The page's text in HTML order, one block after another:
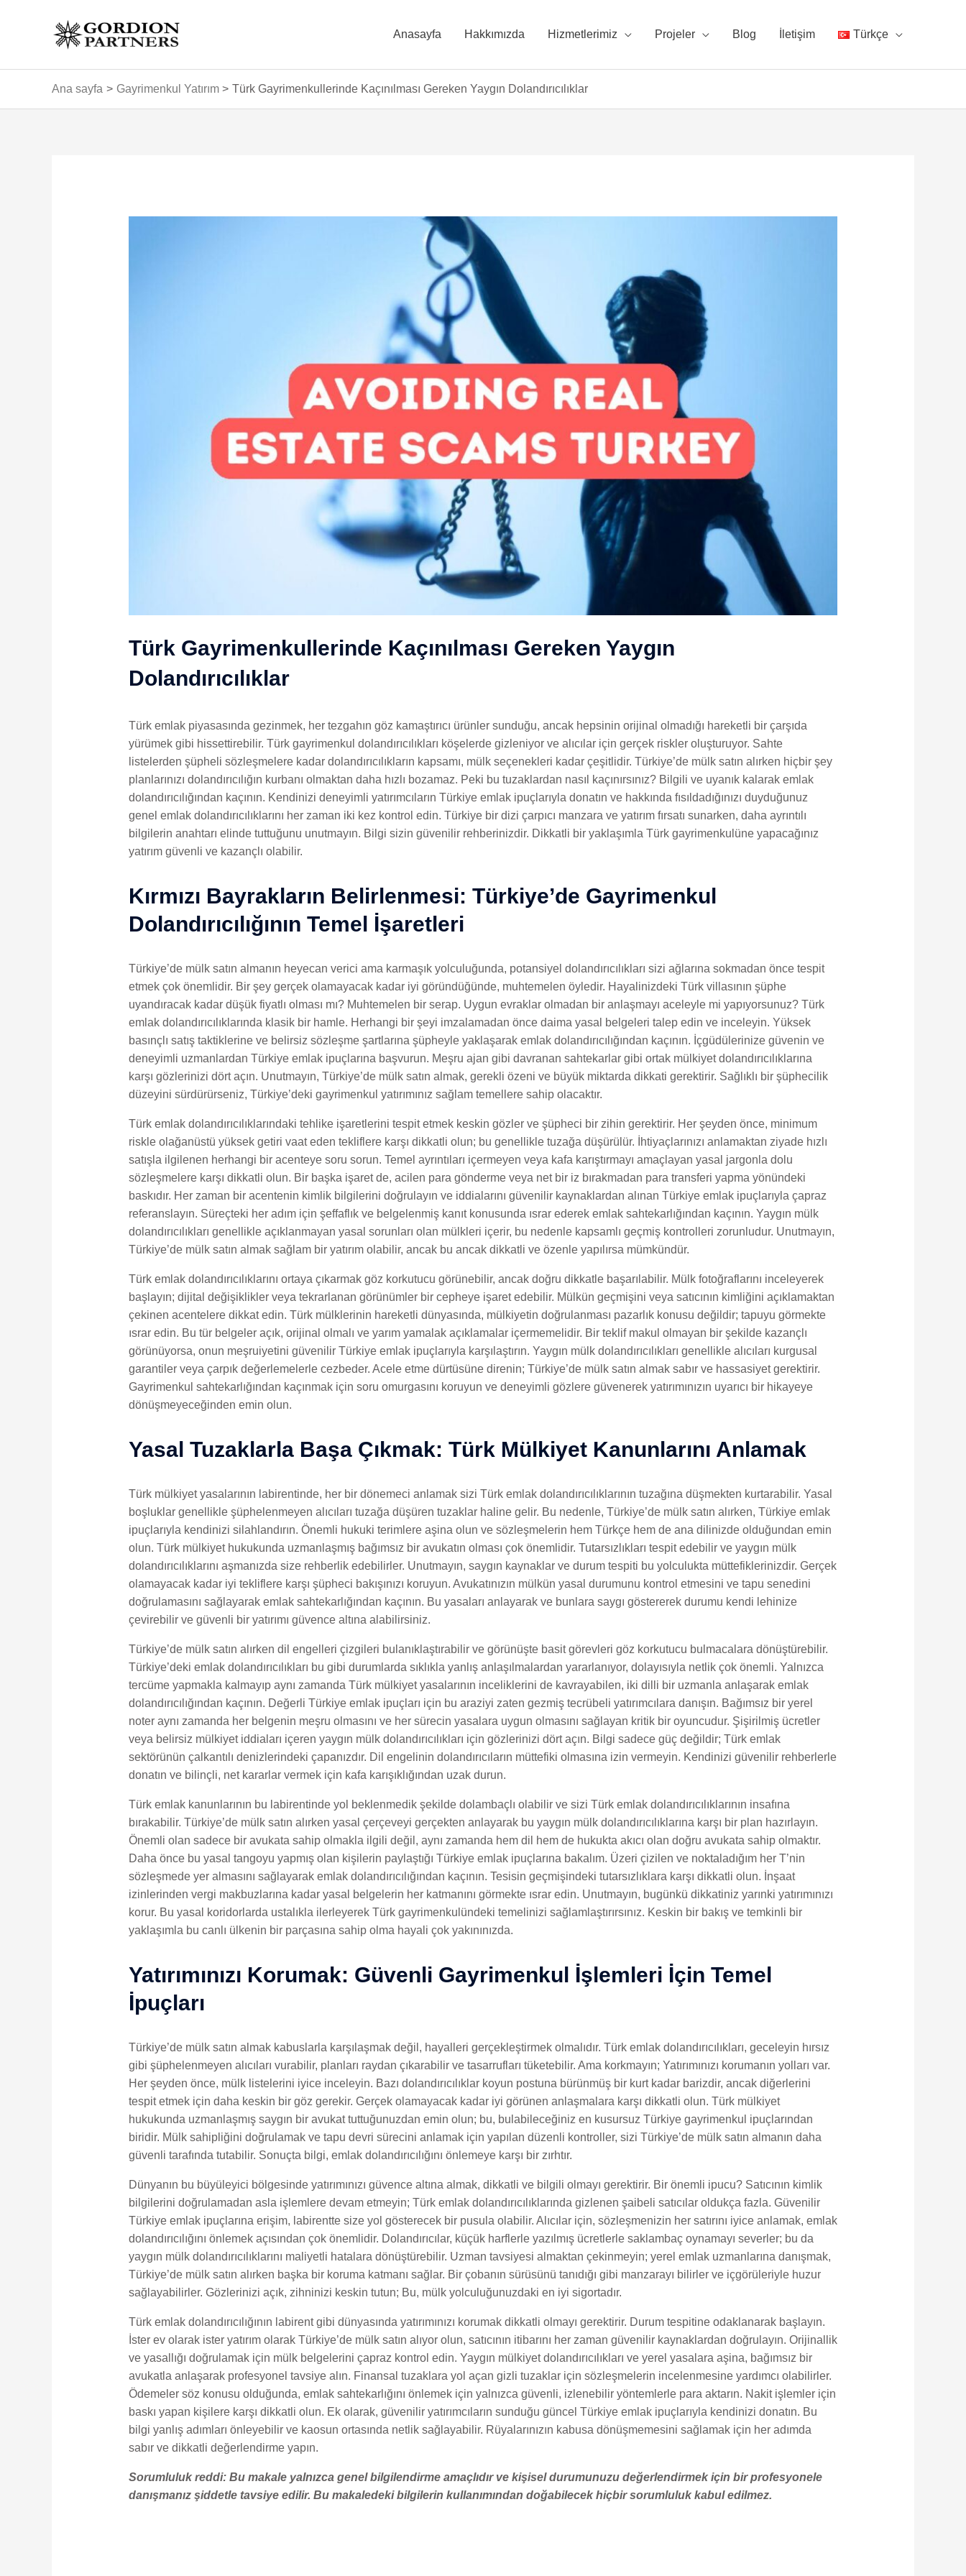
Anasayfa Hakkımızda Hizmetlerimiz Projeler Blog İletişim Türkçe
Ana sayfa Gayrimenkul Yatırım Türk Gayrimenkullerinde Kaçınılması Gereken Yaygın Dolandırıcılıklar
Türk Gayrimenkullerinde Kaçınılması Gereken Yaygın
Dolandırıcılıklar
Türk emlak piyasasında gezinmek, her tezgahın göz kamaştırıcı ürünler sunduğu, ancak hepsinin orijinal olmadığı hareketli bir çarşıda
yürümek gibi hissettirebilir. Türk gayrimenkul dolandırıcılıkları köşelerde gizleniyor ve alıcılar için gerçek riskler oluşturuyor. Sahte
listelerden şüpheli sözleşmelere kadar dolandırıcılıkların kapsamı, mülk seçenekleri kadar çeşitlidir. Türkiye’de mülk satın alırken hiçbir şey
planlarınızı dolandırıcılığın kurbanı olmaktan daha hızlı bozamaz. Peki bu tuzaklardan nasıl kaçınırsınız? Bilgili ve uyanık kalarak emlak
dolandırıcılığından kaçının. Kendinizi deneyimli yatırımcıların Türkiye emlak ipuçlarıyla donatın ve hakkında fısıldadığınızı duyduğunuz
genel emlak dolandırıcılıklarını her zaman iki kez kontrol edin. Türkiye bir dizi çarpıcı manzara ve yatırım fırsatı sunarken, daha ayrıntılı
bilgilerin anahtarı elinde tuttuğunu unutmayın. Bilgi sizin güvenilir rehberinizdir. Dikkatli bir yaklaşımla Türk gayrimenkulüne yapacağınız
yatırım güvenli ve kazançlı olabilir.
Kırmızı Bayrakların Belirlenmesi: Türkiye’de Gayrimenkul
Dolandırıcılığının Temel İşaretleri
Türkiye’de mülk satın almanın heyecan verici ama karmaşık yolculuğunda, potansiyel dolandırıcılıkları sizi ağlarına sokmadan önce tespit
etmek çok önemlidir. Bir şey gerçek olamayacak kadar iyi göründüğünde, muhtemelen öyledir. Hayalinizdeki Türk villasının şüphe
uyandıracak kadar düşük fiyatlı olması mı? Muhtemelen bir serap. Uygun evraklar olmadan bir anlaşmayı aceleyle mi yapıyorsunuz? Türk
emlak dolandırıcılıklarında klasik bir hamle. Herhangi bir şeyi imzalamadan önce daima yasal belgeleri talep edin ve inceleyin. Yüksek
basınçlı satış taktiklerine ve belirsiz sözleşme şartlarına şüpheyle yaklaşarak emlak dolandırıcılığından kaçının. İçgüdülerinize güvenin ve
deneyimli uzmanlardan Türkiye emlak ipuçlarına başvurun. Meşru ajan gibi davranan sahtekarlar gibi ortak mülkiyet dolandırıcılıklarına
karşı gözlerinizi dört açın. Unutmayın, Türkiye’de mülk satın almak, gerekli özeni ve büyük miktarda dikkati gerektirir. Sağlıklı bir şüphecilik
düzeyini sürdürürseniz, Türkiye’deki gayrimenkul yatırımınız sağlam temellere sahip olacaktır.
Türk emlak dolandırıcılıklarındaki tehlike işaretlerini tespit etmek keskin gözler ve şüpheci bir zihin gerektirir. Her şeyden önce, minimum
riskle olağanüstü yüksek getiri vaat eden tekliflere karşı dikkatli olun; bu genellikle tuzağa düşürülür. İhtiyaçlarınızı anlamaktan ziyade hızlı
satışla ilgilenen herhangi bir acenteye soru sorun. Temel ayrıntıları içermeyen veya kafa karıştırmayı amaçlayan yasal jargonla dolu
sözleşmelere karşı dikkatli olun. Bir başka işaret de, acilen para gönderme veya net bir iz bırakmadan para transferi yapma yönündeki
baskıdır. Her zaman bir acentenin kimlik bilgilerini doğrulayın ve iddialarını güvenilir kaynaklardan alınan Türkiye emlak ipuçlarıyla çapraz
referanslayın. Süreçteki her adım için şeffaflık ve belgelenmiş kanıt konusunda ısrar ederek emlak sahtekarlığından kaçının. Yaygın mülk
dolandırıcılıkları genellikle açıklanmayan yasal sorunları olan mülkleri içerir, bu nedenle kapsamlı geçmiş kontrolleri zorunludur. Unutmayın,
Türkiye’de mülk satın almak sağlam bir yatırım olabilir, ancak bu ancak dikkatli ve özenle yapılırsa mümkündür.
Türk emlak dolandırıcılıklarını ortaya çıkarmak göz korkutucu görünebilir, ancak doğru dikkatle başarılabilir. Mülk fotoğraflarını inceleyerek
başlayın; dijital değişiklikler veya tekrarlanan görünümler bir cepheye işaret edebilir. Mülkün geçmişini veya satıcının kimliğini açıklamaktan
çekinen acentelere dikkat edin. Türk mülklerinin hareketli dünyasında, mülkiyetin doğrulanması pazarlık konusu değildir; tapuyu görmekte
ısrar edin. Bu tür belgeler açık, orijinal olmalı ve yarım yamalak açıklamalar içermemelidir. Bir teklif makul olmayan bir şekilde kazançlı
görünüyorsa, onun meşruiyetini güvenilir Türkiye emlak ipuçlarıyla karşılaştırın. Yaygın mülk dolandırıcılıkları genellikle alıcıları kurgusal
garantiler veya çarpık değerlemelerle cezbeder. Acele etme dürtüsüne direnin; Türkiye’de mülk satın almak sabır ve hassasiyet gerektirir.
Gayrimenkul sahtekarlığından kaçınmak için soru omurgasını koruyun ve deneyimli gözlere güvenerek yatırımınızın uyarıcı bir hikayeye
dönüşmeyeceğinden emin olun.
Yasal Tuzaklarla Başa Çıkmak: Türk Mülkiyet Kanunlarını Anlamak
Türk mülkiyet yasalarının labirentinde, her bir dönemeci anlamak sizi Türk emlak dolandırıcılıklarının tuzağına düşmekten kurtarabilir. Yasal
boşluklar genellikle şüphelenmeyen alıcıları tuzağa düşüren tuzaklar haline gelir. Bu nedenle, Türkiye’de mülk satın alırken, Türkiye emlak
ipuçlarıyla kendinizi silahlandırın. Önemli hukuki terimlere aşina olun ve sözleşmelerin hem Türkçe hem de ana dilinizde olduğundan emin
olun. Türk mülkiyet hukukunda uzmanlaşmış bağımsız bir avukatın olması çok önemlidir. Tutarsızlıkları tespit edebilir ve yaygın mülk
dolandırıcılıklarını aşmanızda size rehberlik edebilirler. Unutmayın, saygın kaynaklar ve durum tespiti bu yolculukta müttefiklerinizdir. Gerçek
olamayacak kadar iyi tekliflere karşı şüpheci bakışınızı koruyun. Avukatınızın mülkün yasal durumunu kontrol etmesini ve tapu senedini
doğrulamasını sağlayarak emlak sahtekarlığından kaçının. Bu yasaları anlayarak ve bunlara saygı göstererek durumu kendi lehinize
çevirebilir ve güvenli bir yatırımı güvence altına alabilirsiniz.
Türkiye’de mülk satın alırken dil engelleri çizgileri bulanıklaştırabilir ve görünüşte basit görevleri göz korkutucu bulmacalara dönüştürebilir.
Türkiye’deki emlak dolandırıcılıkları bu gibi durumlarda sıklıkla yanlış anlaşılmalardan yararlanıyor, dolayısıyla netlik çok önemli. Yalnızca
tercüme yapmakla kalmayıp aynı zamanda Türk mülkiyet yasalarının inceliklerini de kavrayabilen, iki dilli bir uzmanla anlaşarak emlak
dolandırıcılığından kaçının. Değerli Türkiye emlak ipuçları için bu araziyi zaten gezmiş tecrübeli yatırımcılara danışın. Bağımsız bir yerel
noter aynı zamanda her belgenin meşru olmasını ve her sürecin yasalara uygun olmasını sağlayan kritik bir oyuncudur. Şişirilmiş ücretler
veya belirsiz mülkiyet iddiaları içeren yaygın mülk dolandırıcılıkları için gözlerinizi dört açın. Bilgi sadece güç değildir; Türk emlak
sektörünün çalkantılı denizlerindeki çapanızdır. Dil engelinin dolandırıcıların müttefiki olmasına izin vermeyin. Kendinizi güvenilir rehberlerle
donatın ve bilinçli, net kararlar vermek için kafa karışıklığından uzak durun.
Türk emlak kanunlarının bu labirentinde yol beklenmedik şekilde dolambaçlı olabilir ve sizi Türk emlak dolandırıcılıklarının insafına
bırakabilir. Türkiye’de mülk satın alırken yasal çerçeveyi gerçekten anlayarak bu yaygın mülk dolandırıcılıklarına karşı bir plan hazırlayın.
Önemli olan sadece bir avukata sahip olmakla ilgili değil, aynı zamanda hem dil hem de hukukta akıcı olan doğru avukata sahip olmaktır.
Daha önce bu yasal tangoyu yapmış olan kişilerin paylaştığı Türkiye emlak ipuçlarına bakalım. Üzeri çizilen ve noktaladığım her T’nin
sözleşmede yer almasını sağlayarak emlak dolandırıcılığından kaçının. Tesisin geçmişindeki tutarsızlıklara karşı dikkatli olun. İnşaat
izinlerinden vergi makbuzlarına kadar yasal belgelerin her katmanını görmekte ısrar edin. Unutmayın, bugünkü dikkatiniz yarınki yatırımınızı
korur. Bu yasal koridorlarda ustalıkla ilerleyerek Türk gayrimenkulündeki temelinizi sağlamlaştırırsınız. Keskin bir bakış ve temkinli bir
yaklaşımla bu canlı ülkenin bir parçasına sahip olma hayali çok yakınınızda.
Yatırımınızı Korumak: Güvenli Gayrimenkul İşlemleri İçin Temel
İpuçları
Türkiye’de mülk satın almak kabuslarla karşılaşmak değil, hayalleri gerçekleştirmek olmalıdır. Türk emlak dolandırıcılıkları, geceleyin hırsız
gibi şüphelenmeyen alıcıları vurabilir, planları raydan çıkarabilir ve tasarrufları tüketebilir. Ama korkmayın; Yatırımınızı korumanın yolları var.
Her şeyden önce, mülk listelerini iyice inceleyin. Bazı dolandırıcılıklar koyun postuna bürünmüş bir kurt kadar barizdir, ancak diğerlerini
tespit etmek için daha keskin bir göz gerekir. Gerçek olamayacak kadar iyi görünen anlaşmalara karşı dikkatli olun. Türk mülkiyet
hukukunda uzmanlaşmış saygın bir avukat tuttuğunuzdan emin olun; bu, bulabileceğiniz en kusursuz Türkiye gayrimenkul ipuçlarından
biridir. Mülk sahipliğini doğrulamak ve tapu devri sürecini anlamak için yapılan düzenli kontroller, sizi Türkiye’de mülk satın almanın daha
güvenli tarafında tutabilir. Sonuçta bilgi, emlak dolandırıcılığını önlemeye karşı bir zırhtır.
Dünyanın bu büyüleyici bölgesinde yatırımınızı güvence altına almak, dikkatli ve bilgili olmayı gerektirir. Bir önemli ipucu? Satıcının kimlik
bilgilerini doğrulamadan asla işlemlere devam etmeyin; Türk emlak dolandırıcılıklarında gizlenen şaibeli satıcılar oldukça fazla. Güvenilir
Türkiye emlak ipuçlarına erişim, labirentte size yol gösterecek bir pusula olabilir. Alıcılar için, sözleşmenizin her satırını iyice anlamak, emlak
dolandırıcılığını önlemek açısından çok önemlidir. Dolandırıcılar, küçük harflerle yazılmış ücretlerle saklambaç oynamayı severler; bu da
yaygın mülk dolandırıcılıklarını maliyetli hatalara dönüştürebilir. Uzman tavsiyesi almaktan çekinmeyin; yerel emlak uzmanlarına danışmak,
Türkiye’de mülk satın alırken başka bir koruma katmanı sağlar. Bir çobanın sürüsünü tanıdığı gibi manzarayı bilirler ve içgörüleriyle huzur
sağlayabilirler. Gözlerinizi açık, zihninizi keskin tutun; Bu, mülk yolculuğunuzdaki en iyi sigortadır.
Türk emlak dolandırıcılığının labirent gibi dünyasında yatırımınızı korumak dikkatli olmayı gerektirir. Durum tespitine odaklanarak başlayın.
İster ev olarak ister yatırım olarak Türkiye’de mülk satın alıyor olun, satıcının itibarını her zaman güvenilir kaynaklardan doğrulayın. Orijinallik
ve yasallığı doğrulamak için mülk belgelerini çapraz kontrol edin. Yaygın mülkiyet dolandırıcılıkları ve yerel yasalara aşina, bağımsız bir
avukatla anlaşarak profesyonel tavsiye alın. Finansal tuzaklara yol açan gizli tuzaklar için sözleşmelerin incelenmesine yardımcı olabilirler.
Ödemeler söz konusu olduğunda, emlak sahtekarlığını önlemek için yalnızca güvenli, izlenebilir yöntemlerle para aktarın. Nakit işlemler için
baskı yapan kişilere karşı dikkatli olun. Ek olarak, güvenilir yatırımcıların sunduğu güncel Türkiye emlak ipuçlarıyla kendinizi donatın. Bu
bilgi yanlış adımları önleyebilir ve kaosun ortasında netlik sağlayabilir. Rüyalarınızın kabusa dönüşmemesini sağlamak için her adımda
sabır ve dikkatli değerlendirme yapın.
Sorumluluk reddi: Bu makale yalnızca genel bilgilendirme amaçlıdır ve kişisel durumunuzu değerlendirmek için bir profesyonele
danışmanız şiddetle tavsiye edilir. Bu makaledeki bilgilerin kullanımından doğabilecek hiçbir sorumluluk kabul edilmez.